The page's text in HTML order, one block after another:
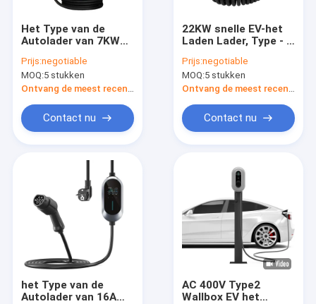
Het Type van de
Autolader van 7KW
Voertuig het Laden
Stapel AC Regelbaar
Huisgebruik
Prijs:negotiable
MOQ:5 stukken
Contact nu
22KW snelle EV-het
Laden Lader, Type - 2
Type2 Elektrische
het Laden Kabel AC
480V
Prijs:negotiable
MOQ:5 stukken
Contact nu
het Type van de
Autolader van 16A
AC 400V Type2
Wallbox EV het